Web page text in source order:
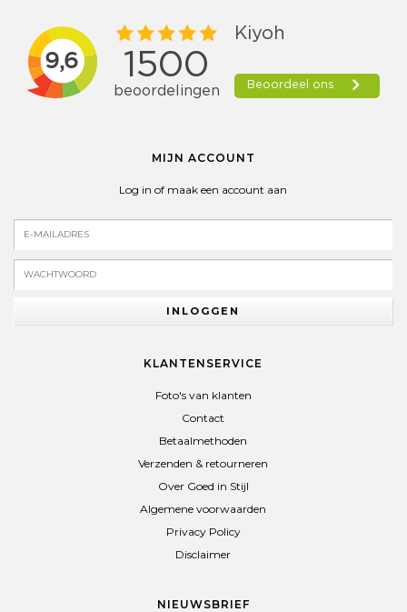
MIJN ACCOUNT
Log in of maak een account aan
INLOGGEN
KLANTENSERVICE
Foto's van klanten
Contact
Betaalmethoden
Verzenden & retourneren
Over Goed in Stijl
Algemene voorwaarden
Privacy Policy
Disclaimer
NIEUWSBRIEF